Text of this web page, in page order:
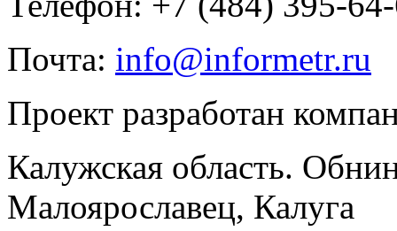
Почта: info@informetr.ru
Проект разработан
Калужская область.
Малоярославец, Калуга